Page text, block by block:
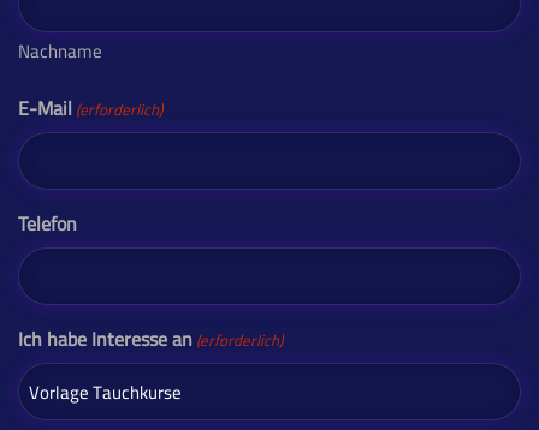
Nachname
E-Mail (erforderlich)
Telefon
Ich habe Interesse an(erforderlich)